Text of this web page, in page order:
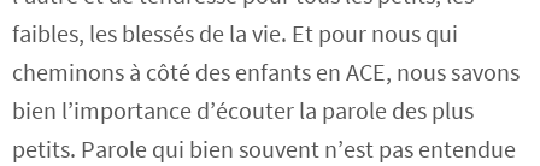
faibles, les blessés de la vie. Et pour nous qui
cheminons à côté des enfants en ACE, nous savons
bien l’importance d’écouter la parole des plus
petits. Parole qui bien souvent n’est pas entendue